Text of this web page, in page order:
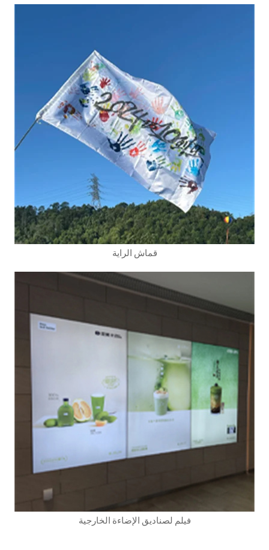
قماش الراية
فيلم لصناديق الإضاءة الخارجية